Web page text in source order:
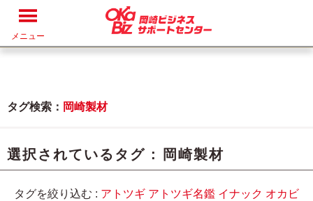
メニュー
タグ検索： 岡崎製材
選択されているタグ : 岡崎製材
タグを絞り込む : アトツギ アトツギ名鑑 イナック オカビ